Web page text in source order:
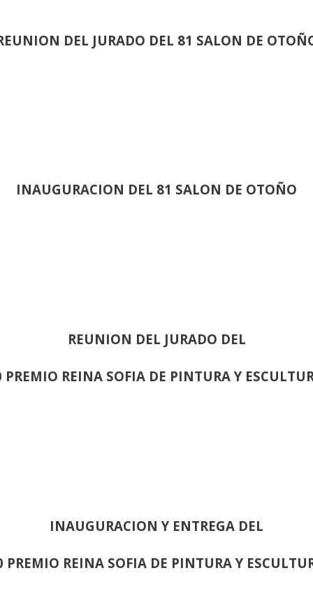
DEL JURADO DEL 81 SALON DE
INAUGURACION DEL 81 SALON DE OTOÑO
REUNION DEL JURADO DEL
PREMIO REINA SOFIA DE PINTURA Y
INAUGURACION Y ENTREGA DEL
PREMIO REINA SOFIA DE PINTURA Y